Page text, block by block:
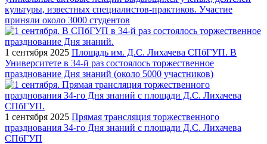
культуры, известных специалистов-практиков. Участие
приняли около 3000 студентов
1 сентября 2025 Площадь им. Д.С. Лихачева СПбГУП. В
Университете в 34-й раз состоялось торжественное
празднование Дня знаний (около 5000 участников)
1 сентября 2025 Прямая трансляция торжественного
празднования 34-го Дня знаний с площади Д.С. Лихачева
СПбГУП